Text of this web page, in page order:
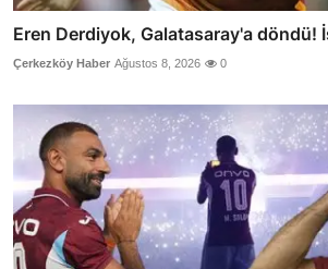
Eren Derdiyok, Galatasaray'a döndü!
Çerkezköy Haber Ağustos 8, 2026 0